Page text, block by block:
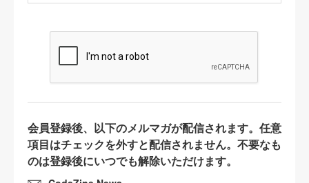
会員登録後、以下のメルマガが配信されます。任意
項目はチェックを外すと配信されません。不要なも
のは登録後にいつでも解除いただけます。